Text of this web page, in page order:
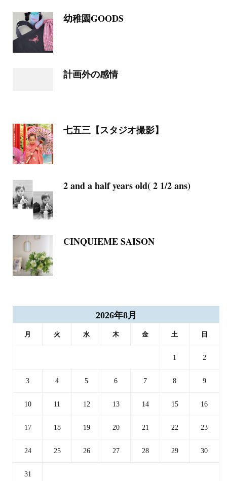
幼稚園GOODS
計画外の感情
七五三【スタジオ撮影】
2 and a half years old( 2 1/2 ans)
CINQUIEME SAISON
2026年8月
月 火 水 木 金 土 日
1 2
3 4 5 6 7 8 9
10 11 12 13 14 15 16
17 18 19 20 21 22 23
24 25 26 27 28 29 30
31